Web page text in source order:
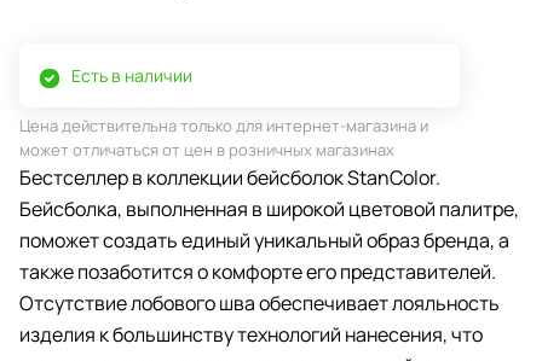
Есть в наличии
Цена действительна только для интернет-магазина и
может отличаться от цен в розничных магазинах
Бестселлер в коллекции бейсболок StanColor.
Бейсболка, выполненная в широкой цветовой палитре,
поможет создать единый уникальный образ бренда, а
также позаботится о комфорте его представителей.
Отсутствие лобового шва обеспечивает лояльность
изделия к большинству технологий нанесения, что